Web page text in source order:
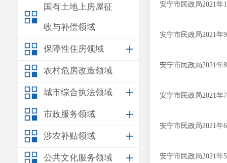
国有土地上房屋征
收与补偿领域
保障性住房领域
农村危房改造领域
城市综合执法领域
市政服务领域
涉农补贴领域
公共文化服务领域
安宁市民政局2021年
安宁市民政局2021年
安宁市民政局2021年
安宁市民政局2021年
安宁市民政局2021年
安宁市民政局2021年